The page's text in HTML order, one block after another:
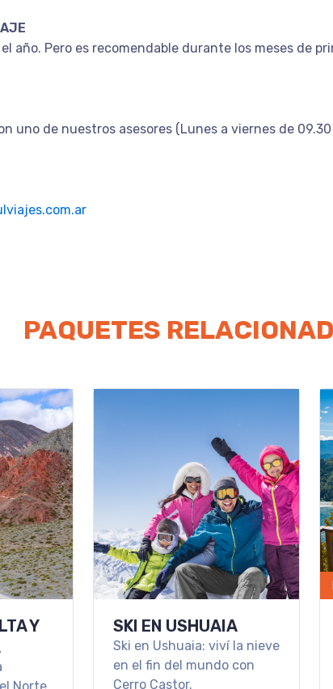
año. Pero es recomendable durante los meses de
uno de nuestros asesores (Lunes a viernes de 09.30
PAQUETES
Y
SKI EN USHUAIA
Ski en Ushuaia: viví la nieve
en el fin del mundo con
Cerro Castor.